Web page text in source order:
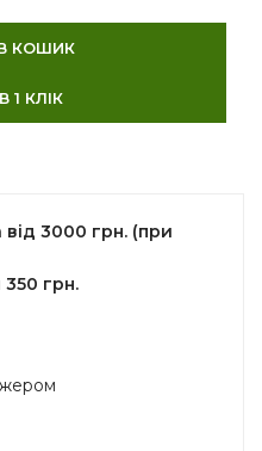
КОШИК
1 КЛІК
3000 грн. (при
350 грн.